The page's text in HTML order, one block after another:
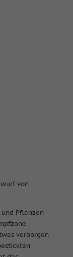
von
Pflanzen
verborgen